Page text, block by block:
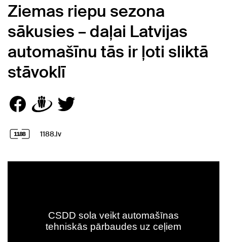
Ziemas riepu sezona
sākusies – daļai Latvijas
automašīnu tās ir ļoti sliktā
stāvoklī
1188.lv